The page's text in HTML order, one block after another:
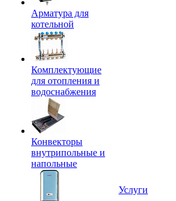
Арматура для
котельной
Комплектующие
для отопления и
водоснабжения
Конвекторы
внутрипольные и
напольные
Услуги